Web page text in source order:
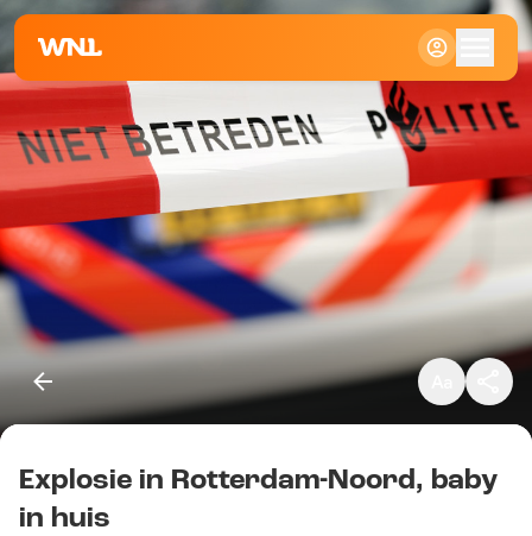
Klein
Standaard
Groot
Kopieer link
Explosie in Rotterdam-Noord, baby
in huis